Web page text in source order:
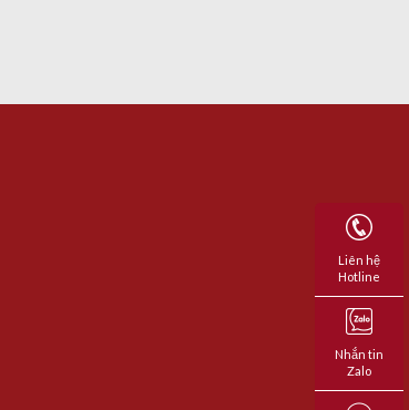
Liên hệ
Hotline
Nhắn tin
Zalo